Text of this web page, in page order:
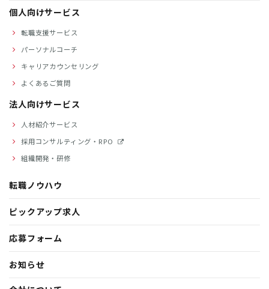
個人向けサービス
転職支援サービス
パーソナルコーチ
キャリアカウンセリング
よくあるご質問
法人向けサービス
人材紹介サービス
採用コンサルティング・RPO
組織開発・研修
転職ノウハウ
ピックアップ求人
応募フォーム
お知らせ